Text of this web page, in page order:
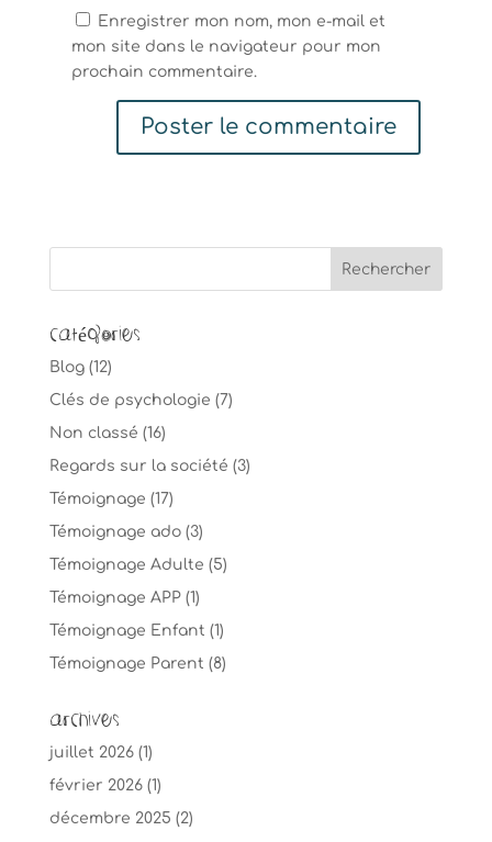
Enregistrer mon nom, mon e-mail et
mon site dans le navigateur pour mon
prochain commentaire.
Catégories
Blog(12)
Clés de psychologie (7)
Non classé (16)
Regards sur la société (3)
Témoignage (17)
Témoignage ado(3)
Témoignage Adulte (5)
Témoignage APP(1)
Témoignage Enfant (1)
Témoignage Parent (8)
Archives
juillet 2026(1)
février 2026(1)
décembre 2025 (2)